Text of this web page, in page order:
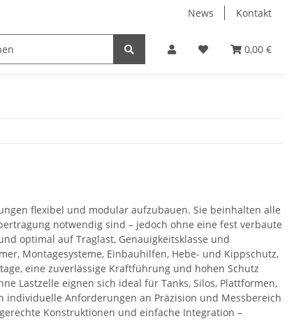
News Kontakt
0,00 €
& Scanner Zubehör Hersteller
flexibel und modular aufzubauen. Sie beinhalten alle
notwendig sind – jedoch ohne eine fest verbaute
optimal auf Traglast, Genauigkeitsklasse und
Montagesysteme, Einbauhilfen, Hebe- und Kippschutz,
eine zuverlässige Kraftführung und hohen Schutz
Lastzelle eignen sich ideal für Tanks, Silos, Plattformen,
individuelle Anforderungen an Präzision und Messbereich
Konstruktionen und einfache Integration –